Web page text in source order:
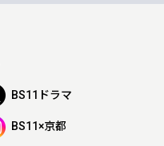
BS11ドラマ
BS11×京都